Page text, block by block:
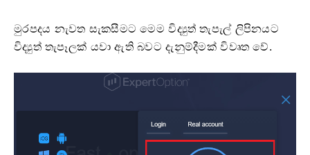
මුරපදය නැවත සැකසීමට මෙම විද්‍යුත් තැපැල් ලිපිනයට
විද්‍යුත් තැපෑලක් යවා ඇති බවට දැනුම්දීමක් විවෘත වේ.